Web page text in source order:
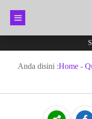
Anda disini :Home-